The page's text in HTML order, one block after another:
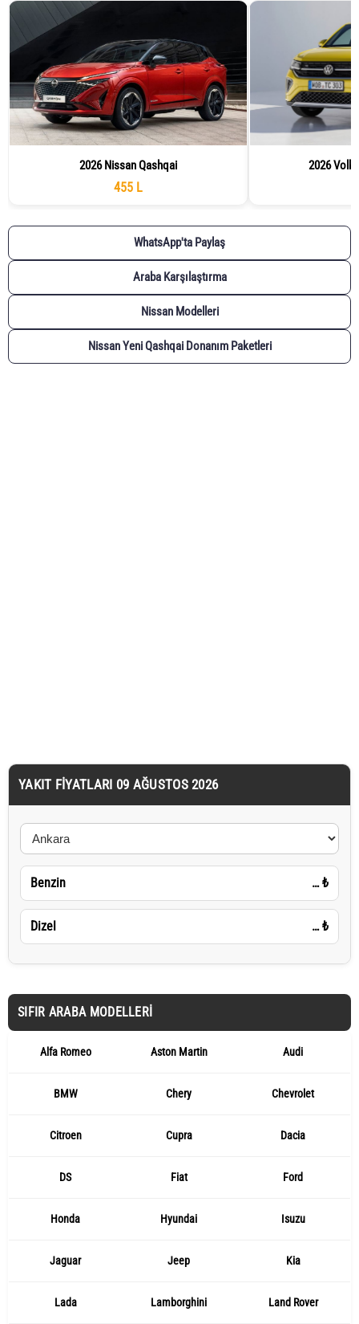
2026 Nissan Qashqai
455 L
2026
WhatsApp'ta Paylaş
Araba Karşılaştırma
Nissan Modelleri
Nissan Yeni Qashqai Donanım Paketleri
YAKIT FIYATLARI 09 AĞUSTOS 2026
Benzin … ₺
Dizel … ₺
SIFIR ARABA MODELLERI
Alfa Romeo Aston Martin Audi
BMW Chery Chevrolet
Citroen Cupra Dacia
DS Fiat Ford
Honda Hyundai Isuzu
Jaguar Jeep Kia
Lada Lamborghini Land Rover